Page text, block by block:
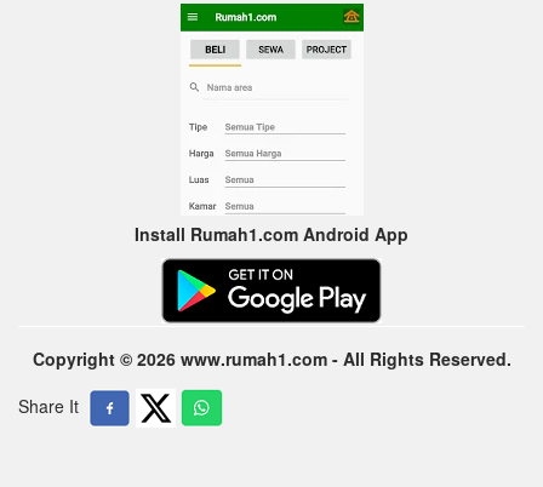
Install Rumah1.com Android App
Copyright © 2026 www.rumah1.com - All Rights Reserved.
Share It